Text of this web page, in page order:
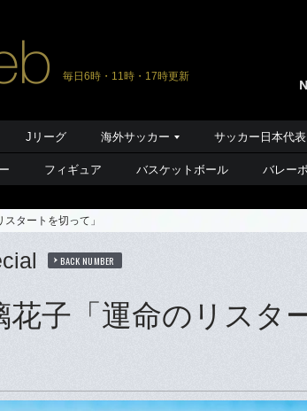
毎日6時・11時・17時更新
Jリーグ 海外サッカー サッカー日本代表
フィギュア バスケットボール バレー
タートを切って」
BACK NUMBER
花子「運命のリスタ